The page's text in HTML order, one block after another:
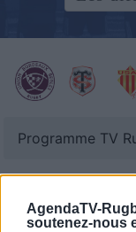
AgendaTV-
soutenez-nous
Programme TV